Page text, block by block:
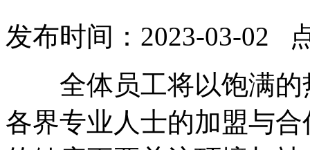
发布时间：2023-03-02
全体员工将以饱满的
各界专业人士的加盟与